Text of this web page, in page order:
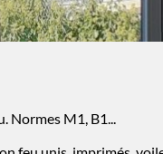
Normes M1, B1...